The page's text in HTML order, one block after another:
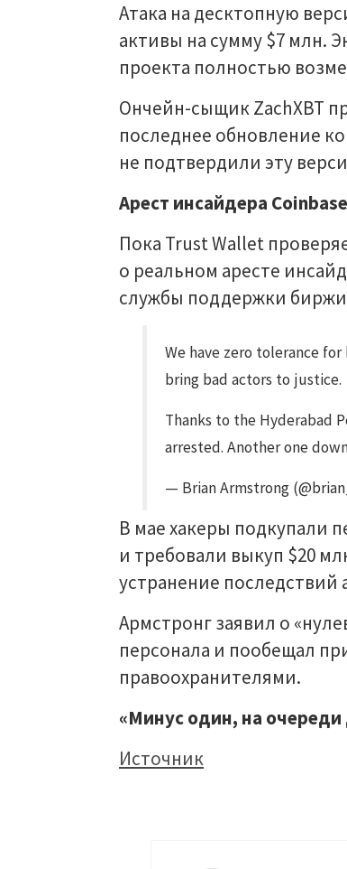
Атака на десктопную
активы на сумму $7 млн.
проекта полностью
Ончейн-сыщик ZachXBT
последнее обновление
не подтвердили эту
Арест инсайдера Coinbase
Пока Trust Wallet
о реальном аресте
службы поддержки
We have zero tolerance
bring bad actors to justice.
Thanks to the Hyderabad
arrested. Another one
— Brian Armstrong
В мае хакеры подкупали
и требовали выкуп $20
устранение последствий
Армстронг заявил о
персонала и пообещал
правоохранителями.
«Минус один, на
Источник